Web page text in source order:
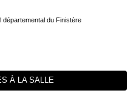
départemental du Finistère
À LA SALLE